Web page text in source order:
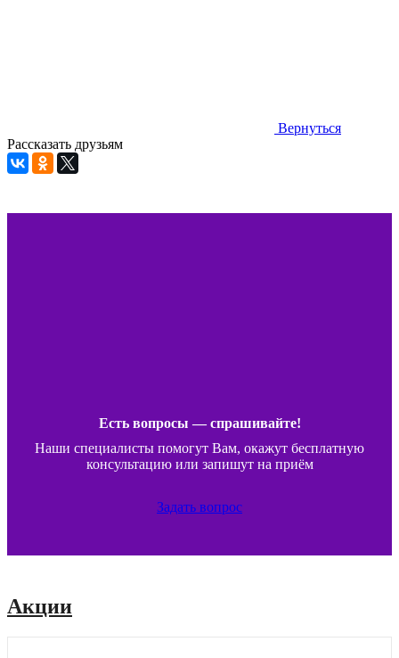
Вернуться
Рассказать друзьям
Есть вопросы — спрашивайте!
Наши специалисты помогут Вам, окажут бесплатную
консультацию или запишут на приём
Задать вопрос
Акции